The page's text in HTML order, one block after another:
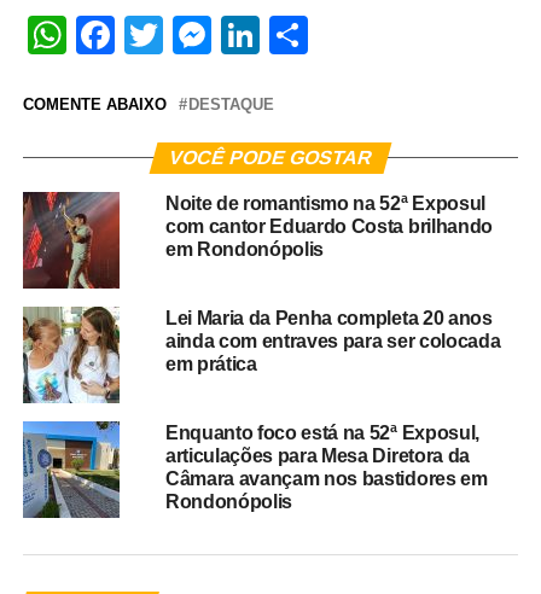
WhatsApp
Facebook
TwitterMessenger
LinkedIn
COMENTE ABAIXO DESTAQUE
VOCÊ PODE GOSTAR
Noite de romantismo na 52ª Exposul
com cantor Eduardo Costa brilhando
em Rondonópolis
Lei Maria da Penha completa 20 anos
ainda com entraves para ser colocada
em prática
Enquanto foco está na 52ª Exposul,
articulações para Mesa Diretora da
Câmara avançam nos bastidores em
Rondonópolis